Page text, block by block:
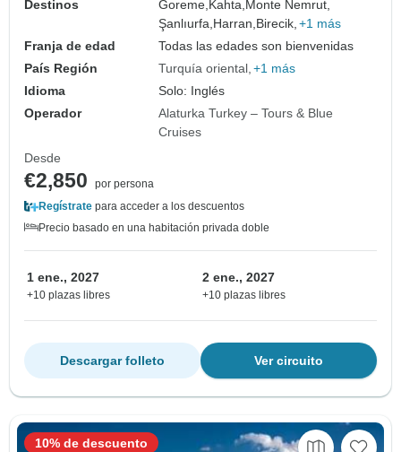
Destinos
Goreme,Kahta,Monte Nemrut,
Şanlıurfa,Harran,Birecik, +1 más
Franja de edad
Todas las edades son bienvenidas
País Región
Turquía oriental +1 más
Idioma
Solo: Inglés
Operador
Alaturka Turkey – Tours & Blue
Cruises
Desde
€2,850
por persona
Regístrate para acceder a los descuentos
Precio basado en una habitación privada doble
1 ene., 2027
+10 plazas libres
2 ene., 2027
+10 plazas libres
Ver circuito
Descargar folleto
10% de descuento